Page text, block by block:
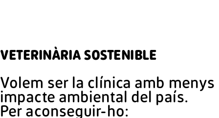
VETERINÀRIA SOSTENIBLE
Volem ser la clínica amb menys
impacte ambiental del país.
Per aconseguir-ho: